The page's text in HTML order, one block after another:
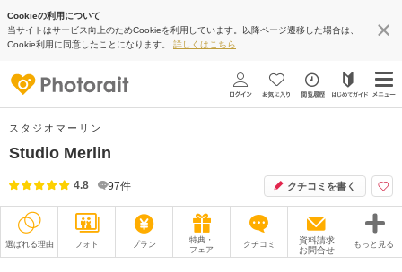
Cookieの利用について
当サイトはサービス向上のためCookieを利用しています。以降ページ遷移した場合は、
Cookie利用に同意したことになります。 詳しくはこちら
スタジオマーリン
Studio Merlin
4.8 97件 クチコミを書く
選ばれる理由 フォト プラン
特典・
フェア
クチコミ
資料請求
お問合せ
もっと見る